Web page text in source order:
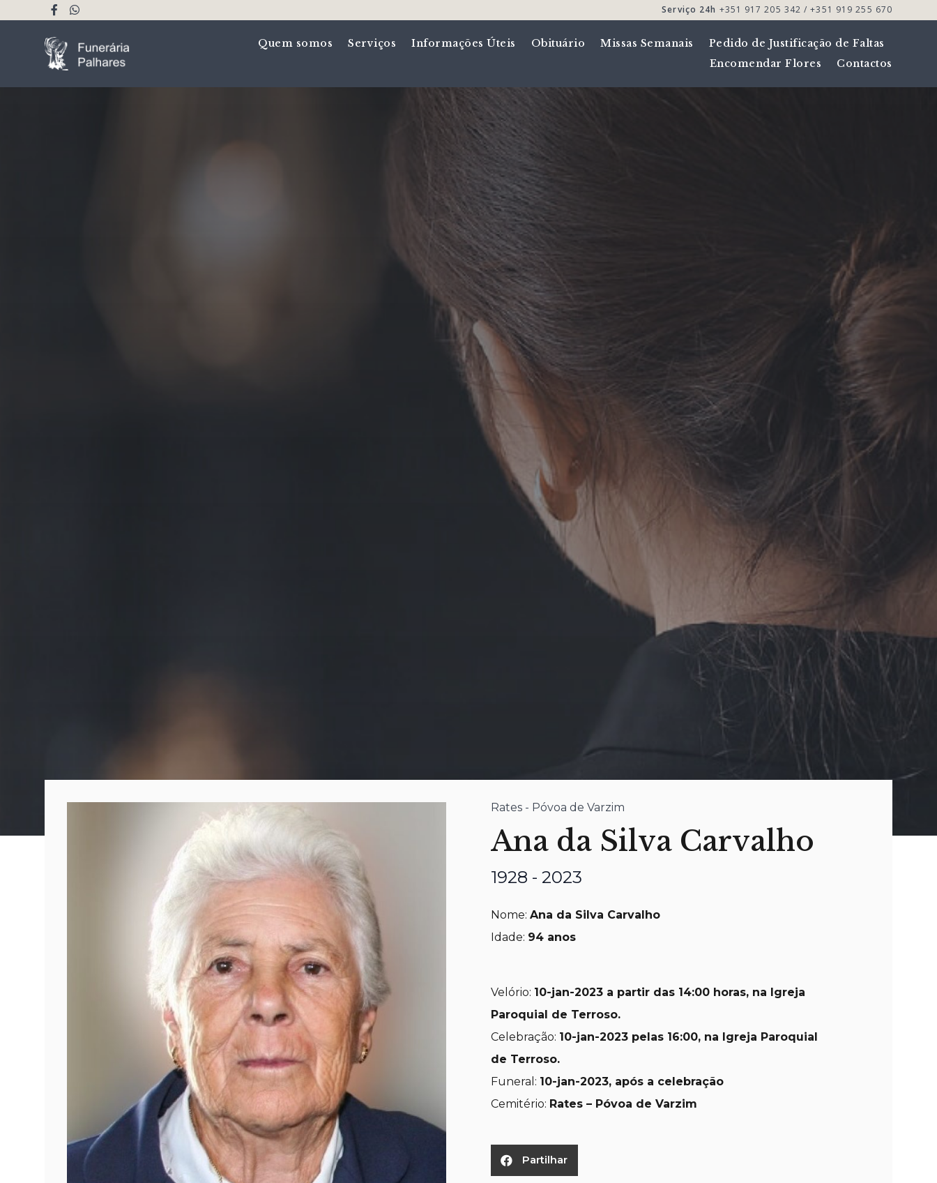
Serviço 24h +351 917 205 342 / +351 919 255 670
Quem somos Serviços Informações Úteis Obituário Missas Semanais
Pedido de Justificação de Faltas
Encomendar Flores
Contactos
Rates - Póvoa de Varzim
Ana da Silva Carvalho
1928 - 2023
Nome: Ana da Silva Carvalho
Idade: 94 anos
Velório: 10-jan-2023 a partir das 14:00 horas, na Igreja
Paroquial de Terroso.
Celebração: 10-jan-2023 pelas 16:00, na Igreja Paroquial
de Terroso.
Funeral: 10-jan-2023, após a celebração
Cemitério: Rates – Póvoa de Varzim
Partilhar